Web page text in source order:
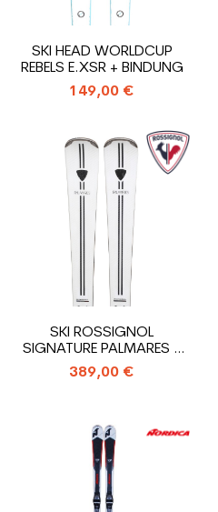
SKI HEAD WORLDCUP
REBELS E.XSR + BINDUNG
149,00 €
SKI ROSSIGNOL
SIGNATURE PALMARES +
BINDUNG
389,00 €